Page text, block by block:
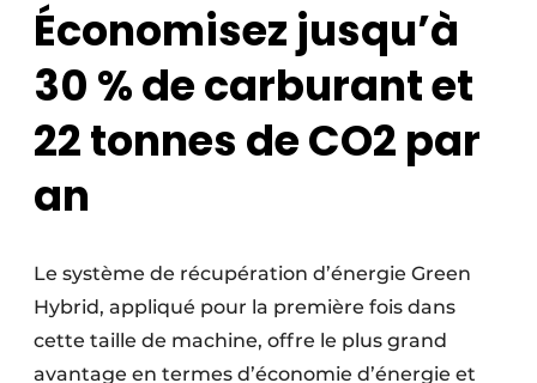
Économisez jusqu’à
30 % de carburant et
22 tonnes de CO2 par
an
Le système de récupération d’énergie Green
Hybrid, appliqué pour la première fois dans
cette taille de machine, offre le plus grand
avantage en termes d’économie d’énergie et